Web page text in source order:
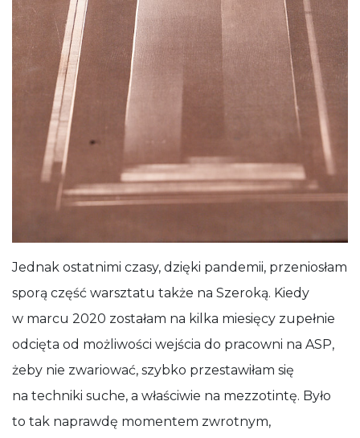
Jednak ostatnimi czasy, dzięki pandemii, przeniosłam
sporą część warsztatu także na Szeroką. Kiedy
w marcu 2020 zostałam na kilka miesięcy zupełnie
odcięta od możliwości wejścia do pracowni na ASP,
żeby nie zwariować, szybko przestawiłam się
na techniki suche, a właściwie na mezzotintę. Było
to tak naprawdę momentem zwrotnym,